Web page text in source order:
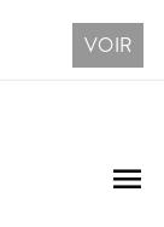
VOIR